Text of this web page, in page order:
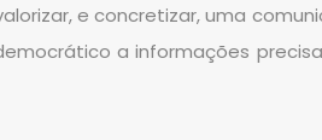
e concretizar, uma
a informações